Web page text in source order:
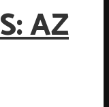
AZ